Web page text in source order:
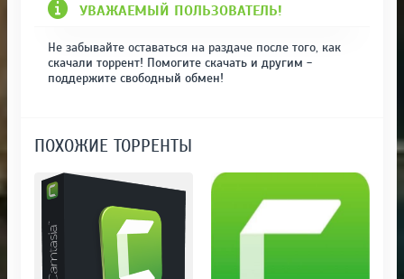
УВАЖАЕМЫЙ ПОЛЬЗОВАТЕЛЬ!
Не забывайте оставаться на раздаче после того, как
скачали торрент! Помогите скачать и другим -
поддержите свободный обмен!
ПОХОЖИЕ ТОРРЕНТЫ